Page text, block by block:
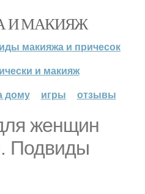
И МАКИЯЖ
макияжа и причесок
и макияж
дому
игры отзывы
женщин
Подвиды